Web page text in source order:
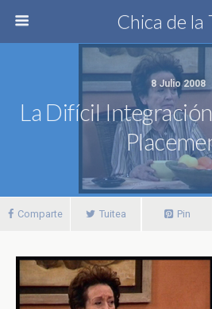
Chica de la
8 Julio 2008
La Difícil
Comparte Tuitea Pin